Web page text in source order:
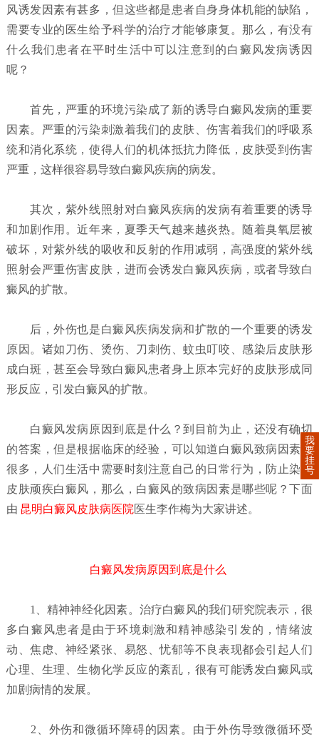
风诱发因素有甚多，但这些都是患者自身身体机能的缺陷，
需要专业的医生给予科学的治疗才能够康复。那么，有没有
什么我们患者在平时生活中可以注意到的白癜风发病诱因
呢？
首先，严重的环境污染成了新的诱导白癜风发病的重要
因素。 严重的污染刺激着我们的皮肤、伤害着我们的呼吸系
统和消化系统，使得人们的机体抵抗力降低，皮肤受到伤害
严重，这样很容易导致白癜风疾病的病发。
其次，紫外线照射对白癜风疾病的发病有着重要的诱导
和加剧作用。近年来，夏季天气越来越炎热。随着臭氧层被
破坏，对紫外线的吸收和反射的作用减弱，高强度的紫外线
照射会严重伤害皮肤，进而会诱发白癜风疾病，或者导致白
癜风的扩散。
后，外伤也是白癜风疾病发病和扩散的一个重要的诱发
原因。 诸如刀伤、烫伤、刀刺伤、蚊虫叮咬、感染后皮肤形
成白斑，甚至会导致白癜风患者身上原本完好的皮肤形成同
形反应，引发白癜风的扩散。
白癜风发病原因到底是什么？到目前为止，还没有确切
的答案，但是根据临床的经验，可以知道白癜风致病因素有
很多，人们生活中需要时刻注意自己的日常行为，防止染上
皮肤顽疾白癜风，那么，白癜风的致病因素是哪些呢？下面
由 昆明白癜风皮肤病医院医生李作梅为大家讲述。
白癜风发病原因到底是什么
1、精神神经化因素。治疗白癜风的我们研究院表示，很
多白癜风患者是由于环境刺激和精神感染引发的，情绪波
动、焦虑、神经紧张、易怒、忧郁等不良表现都会引起人们
心理、生理、生物化学反应的紊乱，很有可能诱发白癜风或
加剧病情的发展。
2、外伤和微循环障碍的因素。由于外伤导致微循环受
我
要
挂
号